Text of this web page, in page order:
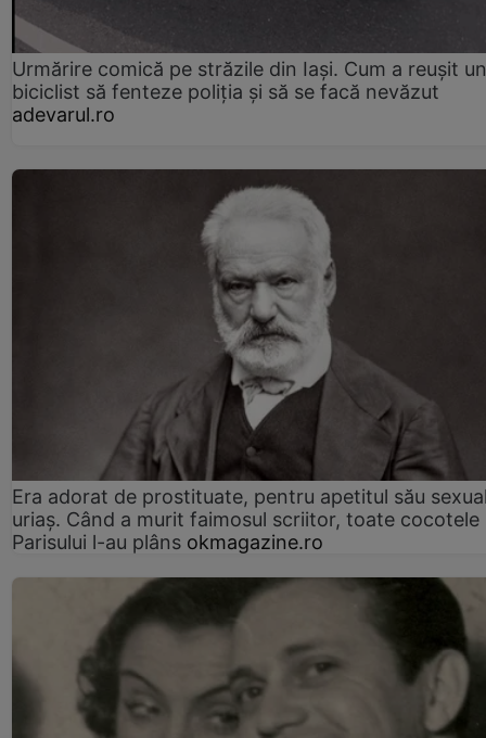
Urmărire comică pe străzile din Iași. Cum a reușit un
biciclist să fenteze poliția și să se facă nevăzut
adevarul.ro
Era adorat de prostituate, pentru apetitul său
uriaș. Când a murit faimosul scriitor, toate cocotele
Parisului l-au plâns okmagazine.ro